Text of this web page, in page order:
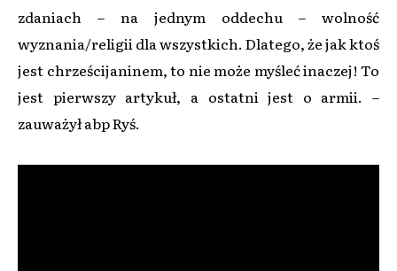
zdaniach – na jednym oddechu – wolność
wyznania/religii dla wszystkich. Dlatego, że jak ktoś
jest chrześcijaninem, to nie może myśleć inaczej! To
jest pierwszy artykuł, a ostatni jest o armii. –
zauważył abp Ryś.